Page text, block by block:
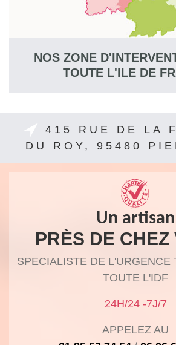
NOS ZONE
TOUTE L'ILE DE
415 RUE DE LA
DU ROY, 95480
Un artisan
PRÈS DE CHEZ
SPECIALISTE DE L'URGENCE
TOUTE L'IDF
24H/24 -7J/7
APPELEZ AU